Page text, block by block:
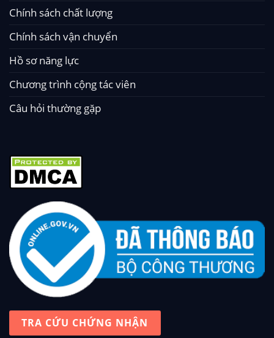
Chính sách chất lượng
Chính sách vận chuyển
Hồ sơ năng lực
Chương trình cộng tác viên
Câu hỏi thường gặp
TRA CỨU CHỨNG NHẬN